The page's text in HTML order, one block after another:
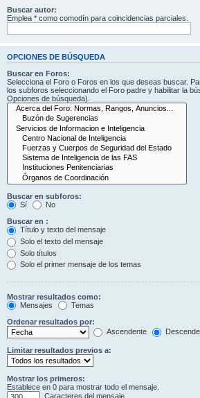
Buscar autor:
Emplea * como comodín para coincidencias parciales.
OPCIONES DE BÚSQUEDA
Buscar en Foros:
Selecciona el Foro o Foros en los que deseas buscar.
los subforos seleccionando el Foro padre y habilitar la
Opciones de búsqueda).
Buscar en subforos:
Sí
No
Buscar en :
Título y texto del mensaje
Solo el texto del mensaje
Solo títulos
Solo el primer mensaje de los temas
Mostrar resultados como:
Mensajes
Temas
Ordenar resultados por:
Ascendente
Limitar resultados previos a:
Mostrar los primeros:
Establece en 0 para mostrar todo el mensaje.
Caracteres del mensaje